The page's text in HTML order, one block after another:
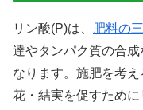
リン酸(P)は、 肥料の
達やタンパク質の合
なります。施肥を考
花・結実を促すため